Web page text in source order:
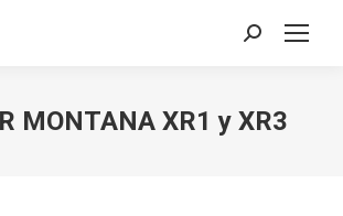
Search:
MONTANA XR1 y XR3